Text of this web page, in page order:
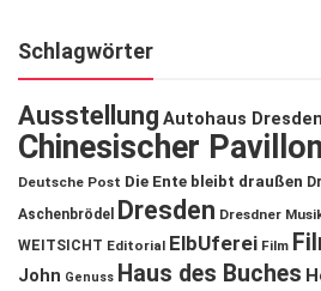
Schlagwörter
Ausstellung Autohaus Dresden
Chinesischer
Deutsche Post Die Ente bleibt draußen
Aschenbrödel
Dresden Dresdner
WEITSICHT Editorial ElbUferei Film
John Genuss Haus des Buches